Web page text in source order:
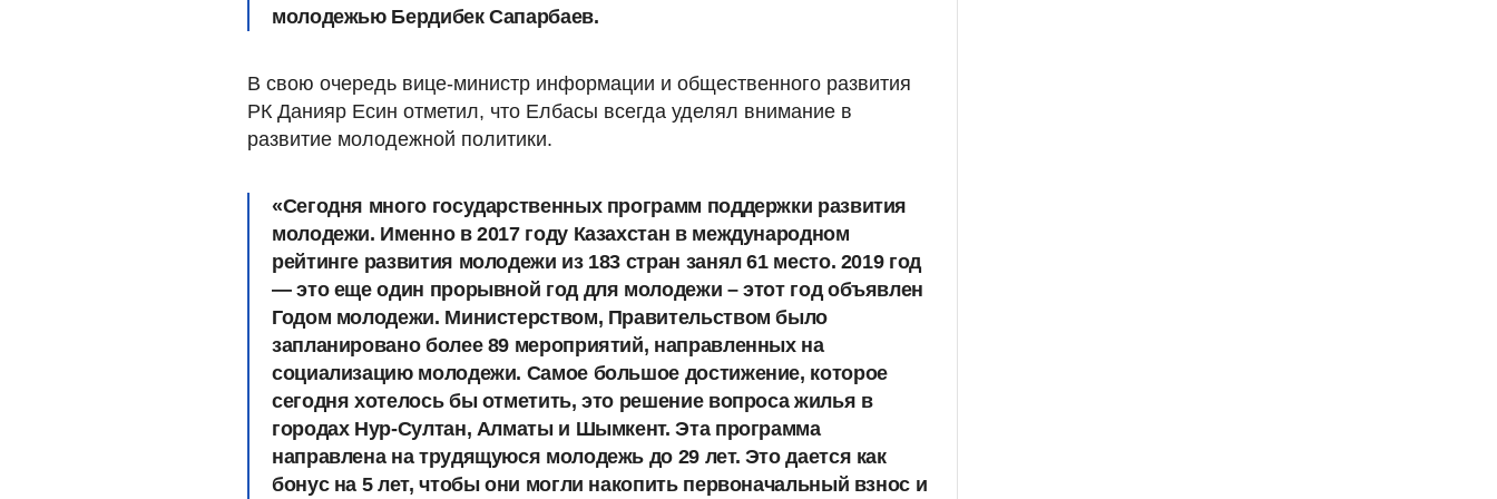
молодежью Бердибек Сапарбаев.
В свою очередь вице-министр информации и общественного развития
РК Данияр Есин отметил, что Елбасы всегда уделял внимание в
развитие молодежной политики.
«Сегодня много государственных программ поддержки развития
молодежи. Именно в 2017 году Казахстан в международном
рейтинге развития молодежи из 183 стран занял 61 место. 2019 год
— это еще один прорывной год для молодежи – этот год объявлен
Годом молодежи. Министерством, Правительством было
запланировано более 89 мероприятий, направленных на
социализацию молодежи. Самое большое достижение, которое
сегодня хотелось бы отметить, это решение вопроса жилья в
городах Нур-Султан, Алматы и Шымкент. Эта программа
направлена на трудящуюся молодежь до 29 лет. Это дается как
бонус на 5 лет, чтобы они могли накопить первоначальный взнос и